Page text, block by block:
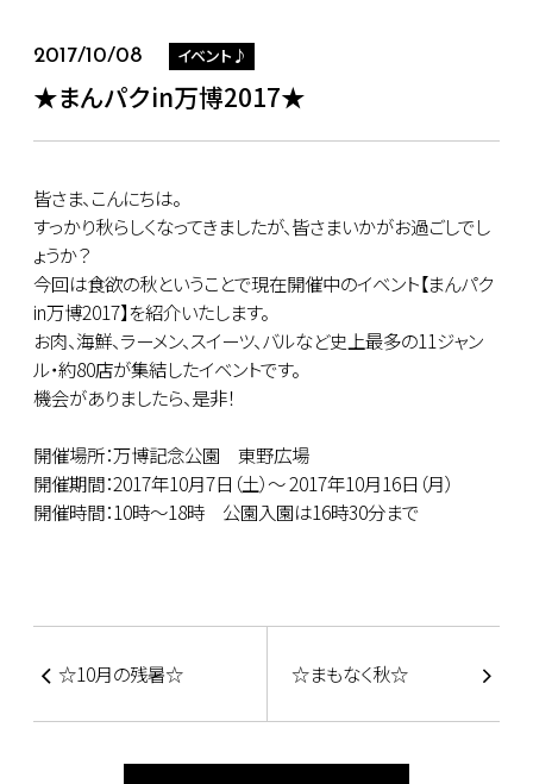
2017/10/08 イベント♪
★まんパクin万博2017★
皆さま、こんにちは。
すっかり秋らしくなってきましたが、皆さまいかがお過ごしでし
ょうか？
今回は食欲の秋ということで現在開催中のイベント【まんパク
in万博2017】を紹介いたします。
お肉、海鮮、ラーメン、スイーツ、バルなど史上最多の11ジャン
ル・約80店が集結したイベントです。
機会がありましたら、是非！
開催場所：万博記念公園 東野広場
開催期間：2017年10月7日（土）～ 2017年10月16日（月）
開催時間：10時～18時 公園入園は16時30分まで
☆10月の残暑☆ ☆まもなく秋☆